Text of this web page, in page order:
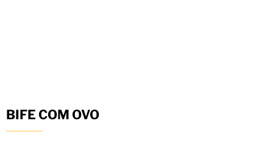
BIFE COM OVO